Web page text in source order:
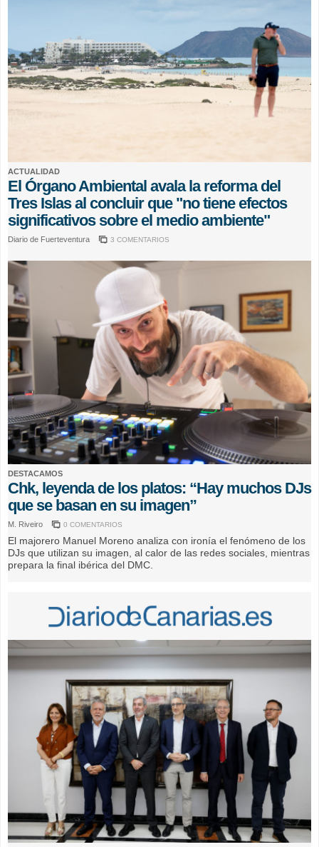
ACTUALIDAD
El Órgano Ambiental avala la reforma del
Tres Islas al concluir que "no tiene efectos
significativos sobre el medio ambiente"
Diario de Fuerteventura 3 COMENTARIOS
DESTACAMOS
Chk, leyenda de los platos: “Hay muchos DJs
que se basan en su imagen”
M. Riveiro 0 COMENTARIOS
El majorero Manuel Moreno analiza con ironía el fenómeno de los
DJs que utilizan su imagen, al calor de las redes sociales, mientras
prepara la final ibérica del DMC.